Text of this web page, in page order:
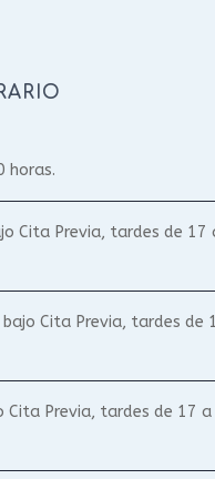
horas.
Cita Previa, tardes de 17
bajo Cita Previa, tardes de
Cita Previa, tardes de 17